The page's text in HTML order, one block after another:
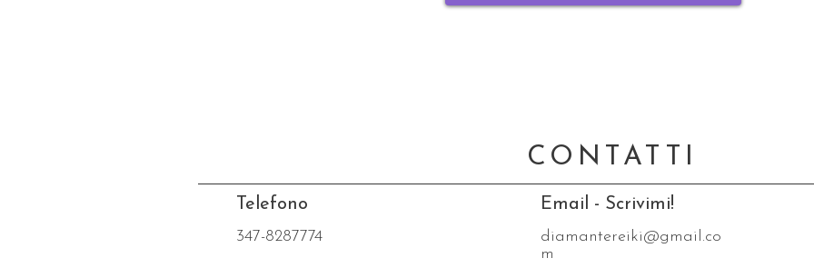
CONTATTI
Telefono
347-8287774
Email - Scrivimi!
diamantereiki@gmail.co
m